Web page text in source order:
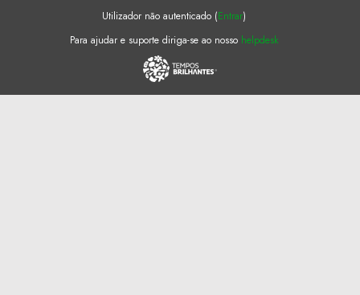
Utilizador não autenticado (Entrar)
Para ajudar e suporte diriga-se ao nosso helpdesk